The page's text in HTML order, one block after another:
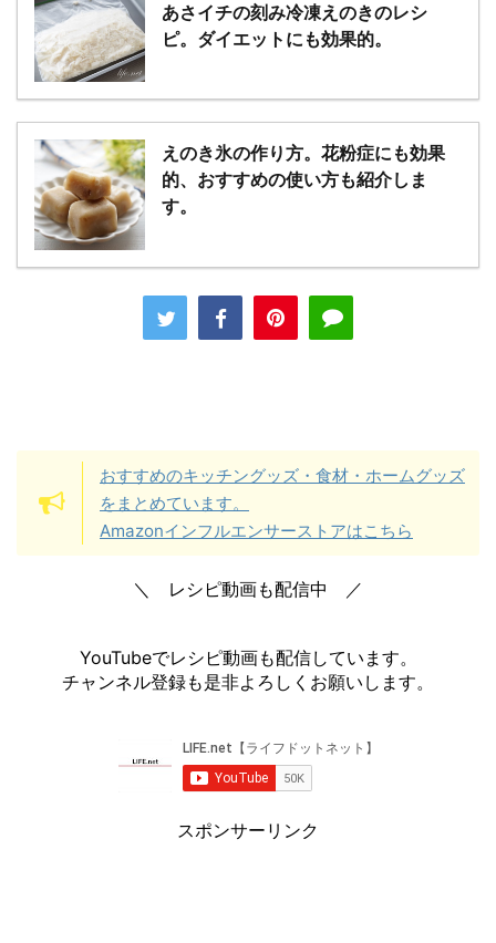
あさイチの刻み冷凍えのきのレシ
ピ。ダイエットにも効果的。
えのき氷の作り方。花粉症にも効果
的、おすすめの使い方も紹介しま
す。
おすすめのキッチングッズ・食材・ホームグッズ
をまとめています。
Amazonインフルエンサーストアはこちら
＼ レシピ動画も配信中 ／
YouTubeでレシピ動画も配信しています。
チャンネル登録も是非よろしくお願いします。
スポンサーリンク